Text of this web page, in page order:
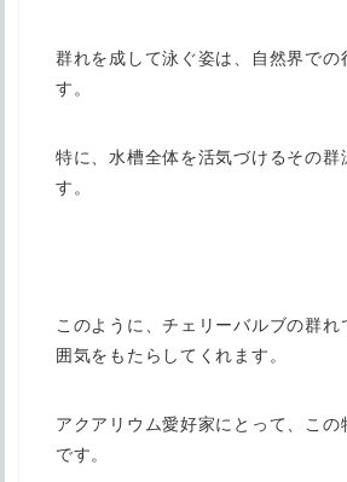
群れを成して泳ぐ姿は、自然界で
す。
特に、水槽全体を活気づけるその
す。
このように、チェリーバルブの群
囲気をもたらしてくれます。
アクアリウム愛好家にとって、こ
です。